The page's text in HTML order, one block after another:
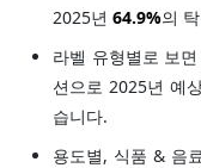
2025년 64.9%의
라벨 유형별로 보
션으로 2025년 예
습니다.
용도별, 식품 & 음